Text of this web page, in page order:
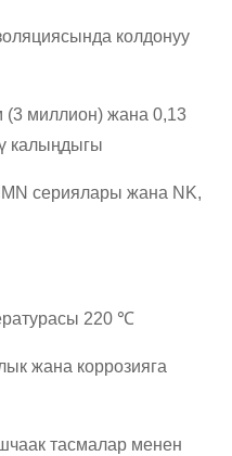
колдонуу
миллион) жана 0,13
калыңдыгы
сериялары жана NK,
220 ℃
жана коррозияга
тасмалар менен